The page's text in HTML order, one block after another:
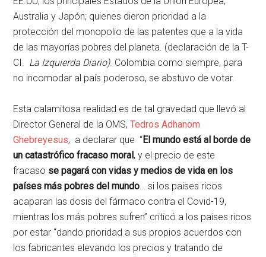
Australia y Japón; quienes dieron prioridad a la
protección del monopolio de las patentes que a la vida
de las mayorías pobres del planeta. (declaración de la T-
CI. La Izquierda Diario). Colombia como siempre, para
no incomodar al país poderoso, se abstuvo de votar.
Esta calamitosa realidad es de tal gravedad que llevó al
Director General de la OMS,Tedros Adhanom
Ghebreyesus, a declarar que “El mundo está al borde de
un catastrófico fracaso moral , y el precio de este
fracaso se pagará con vidas y medios de vida en los
países más pobres del mundo… si los paises ricos
acaparan las dosis del fármaco contra el Covid-19,
mientras los más pobres sufren” criticó a los paises ricos
por estar “dando prioridad a sus propios acuerdos con
los fabricantes elevando los precios y tratando de